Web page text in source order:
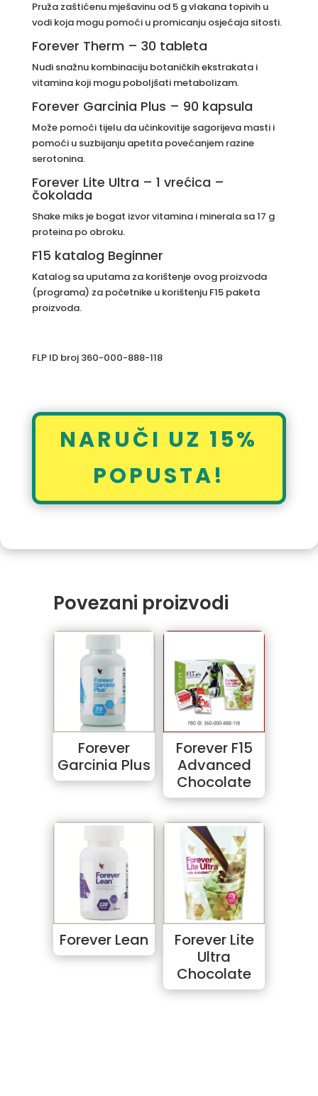
Pruža zaštićenu mješavinu od 5 g vlakana topivih u
vodi koja mogu pomoći u promicanju osjećaja sitosti.
Forever Therm – 30 tableta
Nudi snažnu kombinaciju botaničkih ekstrakata i
vitamina koji mogu poboljšati metabolizam.
Forever Garcinia Plus – 90 kapsula
Može pomoći tijelu da učinkovitije sagorijeva masti i
pomoći u suzbijanju apetita povećanjem razine
serotonina.
Forever Lite Ultra – 1 vrećica –
čokolada
Shake miks je bogat izvor vitamina i minerala sa 17 g
proteina po obroku.
F15 katalog Beginner
Katalog sa uputama za korištenje ovog proizvoda
(programa) za početnike u korištenju F15 paketa
proizvoda.
FLP ID broj 360-000-888-118
NARUČI UZ 15%
POPUSTA!
Povezani proizvodi
Forever
Garcinia Plus
Forever F15
Advanced
Chocolate
Forever Lean
Forever Lite
Ultra
Chocolate